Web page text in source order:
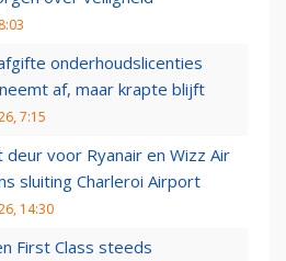
onderhoudslicenties
af, maar krapte blijft
7:15
deur voor Ryanair en Wizz Air
sluiting Charleroi Airport
14:30
First Class steeds